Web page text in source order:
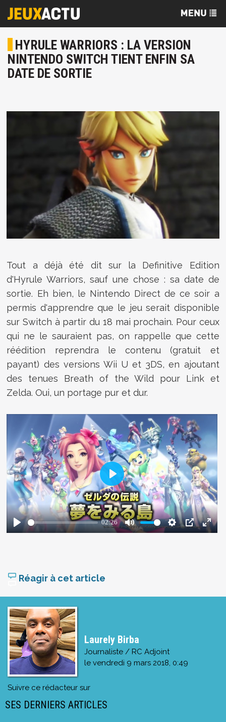
HYRULE WARRIORS : LA VERSION
NINTENDO SWITCH TIENT ENFIN SA
DATE DE SORTIE
Tout a déjà été dit sur la Definitive Edition
d'Hyrule Warriors, sauf une chose : sa date de
sortie. Eh bien, le Nintendo Direct de ce soir a
permis d'apprendre que le jeu serait disponible
sur Switch à partir du 18 mai prochain. Pour ceux
qui ne le sauraient pas, on rappelle que cette
réédition reprendra le contenu (gratuit et
payant) des versions Wii U et 3DS, en ajoutant
des tenues Breath of the Wild pour Link et
Zelda. Oui, un portage pur et dur.
Réagir à cet article
Laurely Birba
Journaliste / RC Adjoint
le vendredi 9 mars 2018, 0:49
Suivre ce rédacteur sur
SES DERNIERS ARTICLES